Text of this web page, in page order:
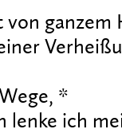
von ganzem
*
lenke ich